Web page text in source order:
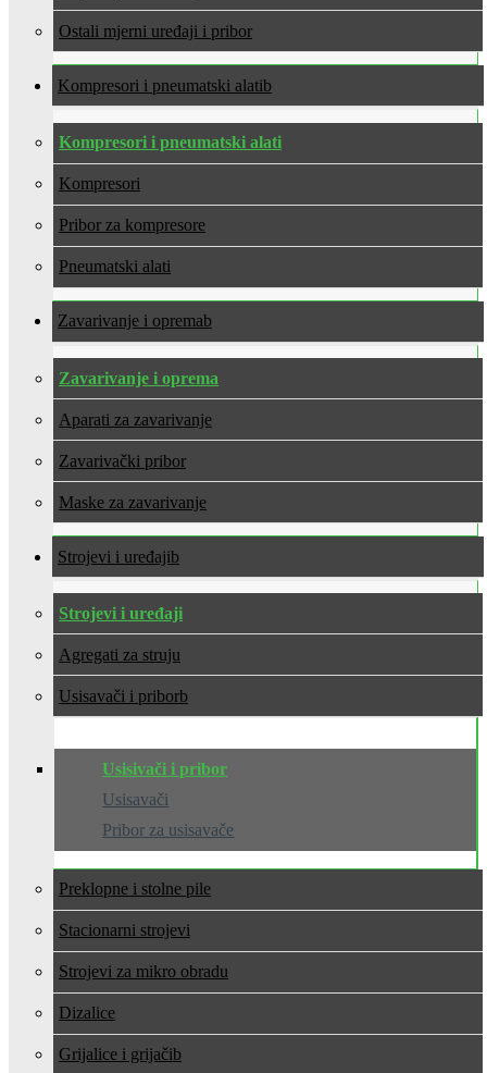
Ostali mjerni uređaji i pribor
Kompresori i pneumatski alati
Kompresori i pneumatski alati
Kompresori
Pribor za kompresore
Pneumatski alati
Zavarivanje i oprema
Zavarivanje i oprema
Aparati za zavarivanje
Zavarivački pribor
Maske za zavarivanje
Strojevi i uređaji
Strojevi i uređaji
Agregati za struju
Usisavači i pribor
Usisivači i pribor
Usisavači
Pribor za usisavače
Preklopne i stolne pile
Stacionarni strojevi
Strojevi za mikro obradu
Dizalice
Grijalice i grijači